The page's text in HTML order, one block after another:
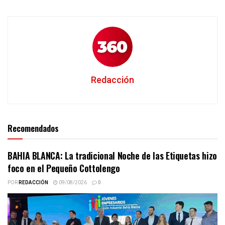
Redacción
Recomendados
BAHIA BLANCA: La tradicional Noche de las Etiquetas hizo
foco en el Pequeño Cottolengo
PORREDACCIÓN 09/08/2026 0